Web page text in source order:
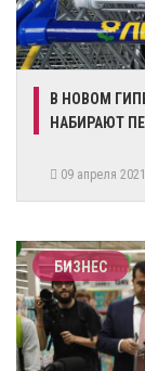
В НОВОМ
НАБИРАЮТ
09 апреля
БИЗНЕС